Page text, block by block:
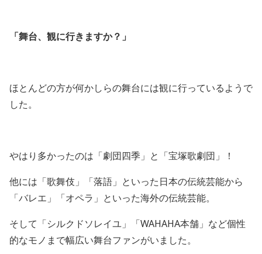
「舞台、観に行きますか？」
ほとんどの方が何かしらの舞台には観に行っているようで
した。
やはり多かったのは「劇団四季」と「宝塚歌劇団」！
他には「歌舞伎」「落語」といった日本の伝統芸能から
「バレエ」「オペラ」といった海外の伝統芸能。
そして「シルクドソレイユ」「WAHAHA本舗」など個性
的なモノまで幅広い舞台ファンがいました。